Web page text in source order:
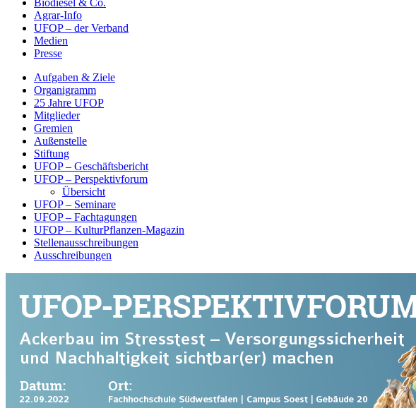
Biodiesel & Co.
Agrar-Info
UFOP – der Verband
Medien
Presse
Aufgaben & Ziele
Organigramm
25 Jahre UFOP
Mitglieder
Gremien
Außenstelle
Stiftung
UFOP – Geschäftsbericht
UFOP – Perspektivforum
Übersicht
UFOP – Seminare
UFOP – Fachtagungen
UFOP – KulturPflanzen-Magazin
Stellenausschreibungen
Ausschreibungen